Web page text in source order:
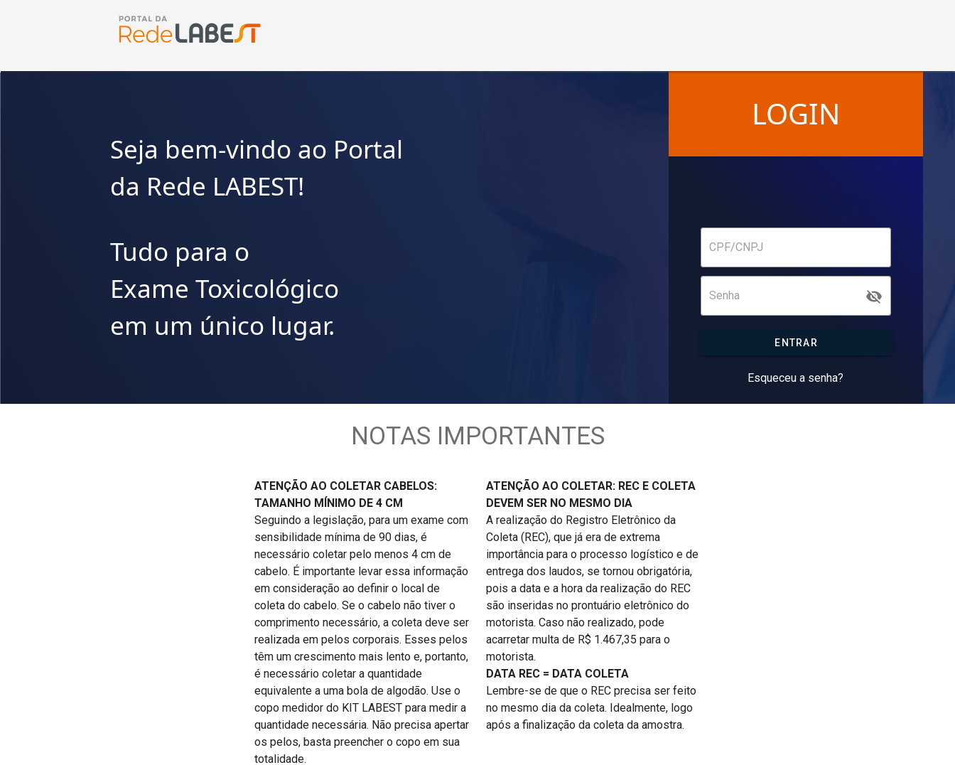
Seja bem-vindo ao Portal
da Rede LABEST!
Tudo para o
Exame Toxicológico
em um único lugar.
LOGIN
ENTRAR
Esqueceu a senha?
NOTAS IMPORTANTES
ATENÇÃO AO COLETAR CABELOS:
TAMANHO MÍNIMO DE 4 CM
Seguindo a legislação, para um exame com
sensibilidade mínima de 90 dias, é
necessário coletar pelo menos 4 cm de
cabelo. É importante levar essa informação
em consideração ao definir o local de
coleta do cabelo. Se o cabelo não tiver o
comprimento necessário, a coleta deve ser
realizada em pelos corporais. Esses pelos
têm um crescimento mais lento e, portanto,
é necessário coletar a quantidade
equivalente a uma bola de algodão. Use o
copo medidor do KIT LABEST para medir a
quantidade necessária. Não precisa apertar
os pelos, basta preencher o copo em sua
totalidade.
ATENÇÃO AO COLETAR: REC E COLETA
DEVEM SER NO MESMO DIA
A realização do Registro Eletrônico da
Coleta (REC), que já era de extrema
importância para o processo logístico e de
entrega dos laudos, se tornou obrigatória,
pois a data e a hora da realização do REC
são inseridas no prontuário eletrônico do
motorista. Caso não realizado, pode
acarretar multa de R$ 1.467,35 para o
motorista.
DATA REC = DATA COLETA
Lembre-se de que o REC precisa ser feito
no mesmo dia da coleta. Idealmente, logo
após a finalização da coleta da amostra.